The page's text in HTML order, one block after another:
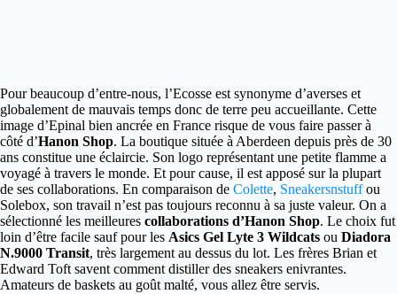
Pour beaucoup d’entre-nous, l’Ecosse est synonyme d’averses et
globalement de mauvais temps donc de terre peu accueillante. Cette
image d’Epinal bien ancrée en France risque de vous faire passer à
côté d’Hanon Shop. La boutique située à Aberdeen depuis près de 30
ans constitue une éclaircie. Son logo représentant une petite flamme a
voyagé à travers le monde. Et pour cause, il est apposé sur la plupart
de ses collaborations. En comparaison de Colette, Sneakersnstuffou
Solebox, son travail n’est pas toujours reconnu à sa juste valeur. On a
sélectionné les meilleures collaborations d’Hanon Shop. Le choix fut
loin d’être facile sauf pour les Asics Gel Lyte 3 Wildcats ou Diadora
N.9000 Transit, très largement au dessus du lot. Les frères Brian et
Edward Toft savent comment distiller des sneakers enivrantes.
Amateurs de baskets au goût malté, vous allez être servis.